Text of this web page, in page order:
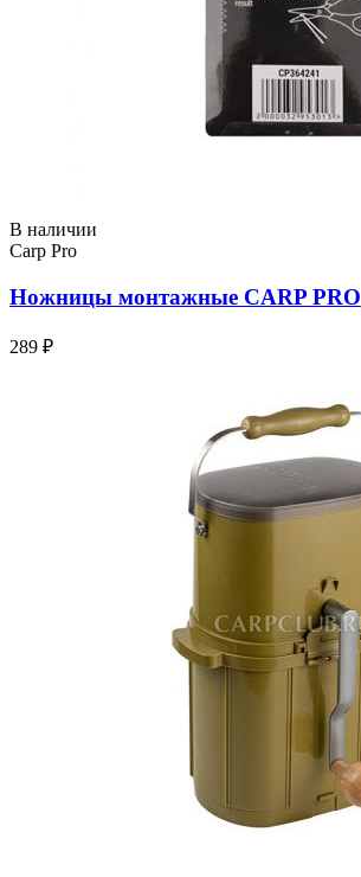
В наличии
Carp Pro
Ножницы монтажные CARP PRO
289 ₽